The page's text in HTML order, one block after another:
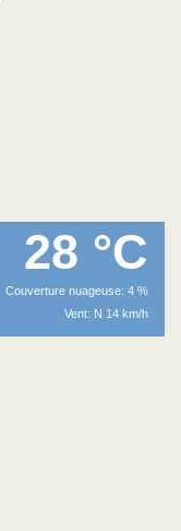
28 °C
Couverture nuageuse: 4 %
Vent: N 14 km/h